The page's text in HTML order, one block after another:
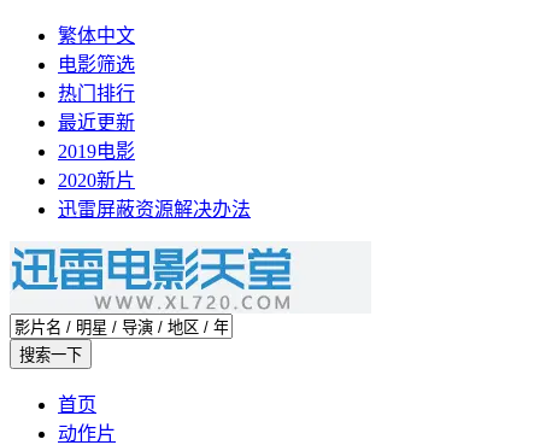
繁体中文
电影筛选
热门排行
最近更新
2019电影
2020新片
迅雷屏蔽资源解决办法
首页
动作片